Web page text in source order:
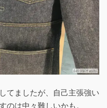
てましたが、自己主張強い
のは中々難しいかも。